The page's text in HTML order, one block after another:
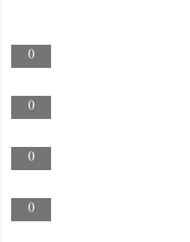
0
0
0
0